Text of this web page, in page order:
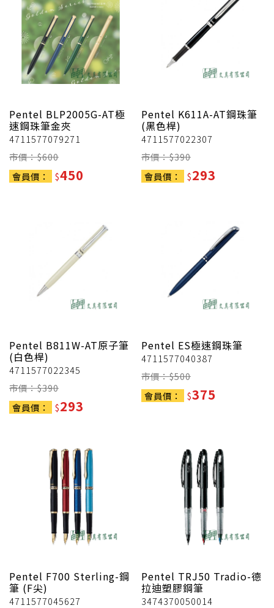
Pentel BLP2005G-AT極
速鋼珠筆金夾
4711577079271
市價：$600
會員價：
$450
Pentel K611A-AT鋼珠筆
(黑色桿)
4711577022307
市價：$390
會員價：
$293
Pentel B811W-AT原子筆
(白色桿)
4711577022345
市價：$390
會員價：
$293
Pentel ES極速鋼珠筆
4711577040387
市價：$500
會員價：
$375
Pentel F700 Sterling-鋼
筆 (F尖)
4711577045627
Pentel TRJ50 Tradio-德
拉迪塑膠鋼筆
3474370050014